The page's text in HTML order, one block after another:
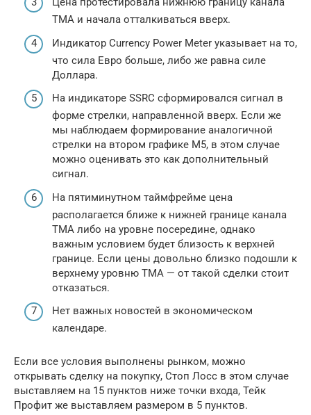
ТМА и начала отталкиваться вверх.
Индикатор Currency Power Meter указывает на то,
что сила Евро больше, либо же равна силе
Доллара.
На индикаторе SSRC сформировался сигнал в
форме стрелки, направленной вверх. Если же
мы наблюдаем формирование аналогичной
стрелки на втором графике М5, в этом случае
можно оценивать это как дополнительный
сигнал.
На пятиминутном таймфрейме цена
располагается ближе к нижней границе канала
ТМА либо на уровне посередине, однако
важным условием будет близость к верхней
границе. Если цены довольно близко подошли к
верхнему уровню ТМА — от такой сделки стоит
отказаться.
Нет важных новостей в экономическом
календаре.
Если все условия выполнены рынком, можно
открывать сделку на покупку, Стоп Лосс в этом случае
выставляем на 15 пунктов ниже точки входа, Тейк
Профит же выставляем размером в 5 пунктов.